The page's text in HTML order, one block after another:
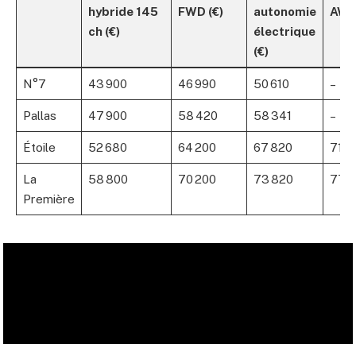
hybride 145
ch (€)
FWD (€)
autonomie
électrique
(€)
N°7 43 900 46 990 50 610 –
Pallas 47 900 58 420 58 341 –
Étoile 52 680 64 200 67 820 71
La
Première
58 800 70 200 73 820 77